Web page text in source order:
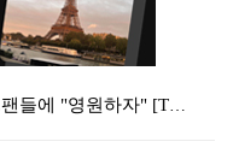
누에라, '뮤직뱅크' 1위…팬들에 "영원하자" [TV캡…